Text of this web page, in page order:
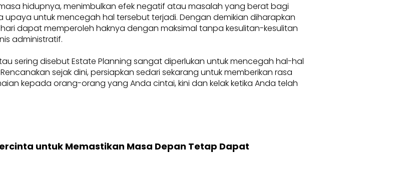
hidupnya, menimbulkan efek negatif atau masalah yang berat bagi
upaya untuk mencegah hal tersebut terjadi. Dengan demikian diharapkan
dapat memperoleh haknya dengan maksimal tanpa kesulitan-kesulitan
administratif.
sering disebut Estate Planning sangat diperlukan untuk mencegah hal-hal
sejak dini, persiapkan sedari sekarang untuk memberikan rasa
kepada orang-orang yang Anda cintai, kini dan kelak ketika Anda telah
untuk Memastikan Masa Depan Tetap Dapat